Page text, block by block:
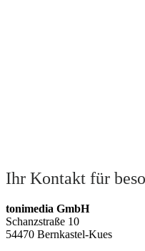
Ihr Kontakt für
tonimedia GmbH
Schanzstraße 10
54470 Bernkastel-Kues